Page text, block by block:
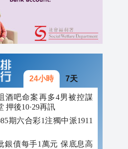
24小時 7天
酒吧命案再多4男被控謀
押後10·29再訊
期六合彩1注獨中派1911
銀債每手1萬元 保底息高